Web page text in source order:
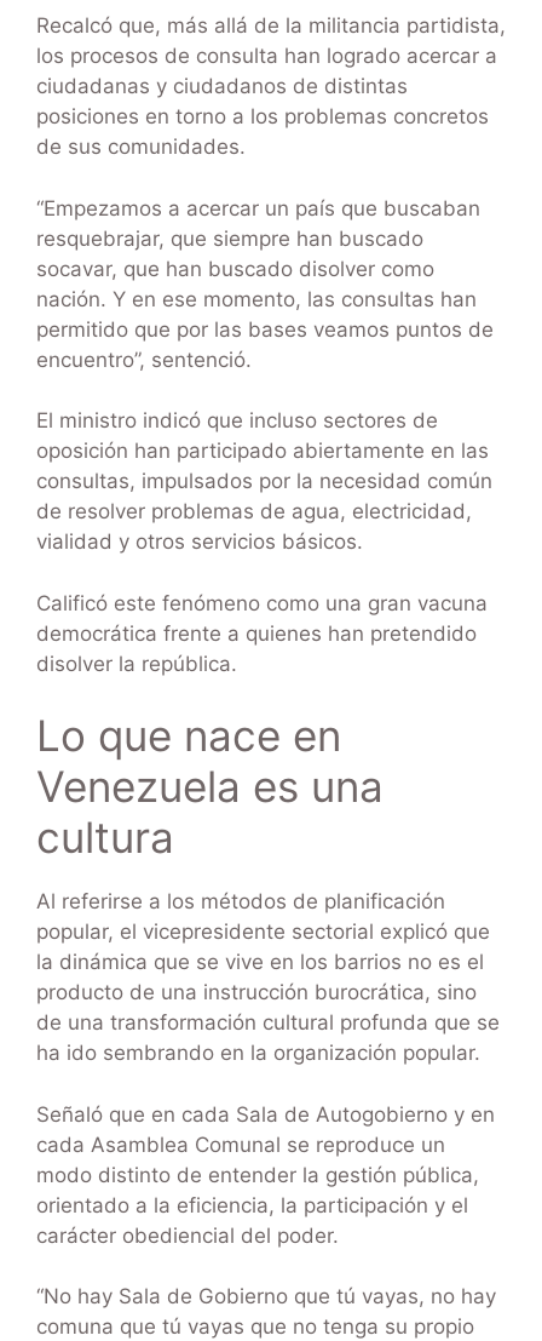
Recalcó que, más allá de la militancia partidista,
los procesos de consulta han logrado acercar a
ciudadanas y ciudadanos de distintas
posiciones en torno a los problemas concretos
de sus comunidades.
“Empezamos a acercar un país que buscaban
resquebrajar, que siempre han buscado
socavar, que han buscado disolver como
nación. Y en ese momento, las consultas han
permitido que por las bases veamos puntos de
encuentro”, sentenció.
El ministro indicó que incluso sectores de
oposición han participado abiertamente en las
consultas, impulsados por la necesidad común
de resolver problemas de agua, electricidad,
vialidad y otros servicios básicos.
Calificó este fenómeno como una gran vacuna
democrática frente a quienes han pretendido
disolver la república.
Lo que nace en
Venezuela es una
cultura
Al referirse a los métodos de planificación
popular, el vicepresidente sectorial explicó que
la dinámica que se vive en los barrios no es el
producto de una instrucción burocrática, sino
de una transformación cultural profunda que se
ha ido sembrando en la organización popular.
Señaló que en cada Sala de Autogobierno y en
cada Asamblea Comunal se reproduce un
modo distinto de entender la gestión pública,
orientado a la eficiencia, la participación y el
carácter obediencial del poder.
“No hay Sala de Gobierno que tú vayas, no hay
comuna que tú vayas que no tenga su propio